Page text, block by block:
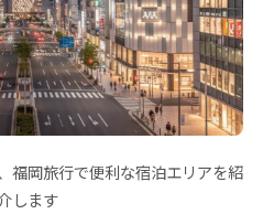
福岡旅行で便利な宿泊エリアを紹
します